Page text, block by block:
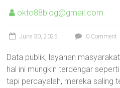
okto88blog@gmail.com
June 30, 2025 0 Comment
Data publik, layanan
hal ini mungkin terdengar
tapi percayalah, mereka saling